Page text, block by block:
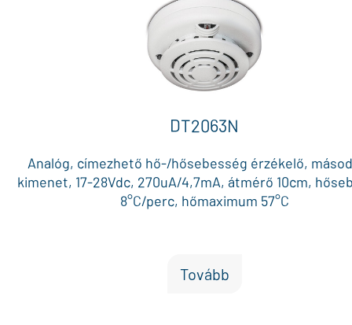
DT2063N
Analóg, címezhető hő-/hősebesség érzékelő,
kimenet, 17-28Vdc, 270uA/4,7mA, átmérő 10cm,
8°C/perc, hőmaximum 57°C
Tovább